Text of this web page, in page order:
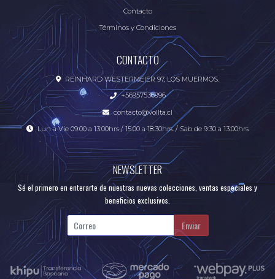
Contacto
Términos y Condiciones
CONTACTO
REINHARD WESTERMEIER 97, LOS MUERMOS.
+56957536996
contacto@vollta.cl
Lun a Vie 09:00 a 13:00hrs / 15:00 a 18:30hrs. / Sab de 9:30 a 13:00hrs
NEWSLETTER
Sé el primero en enterarte de nuestras nuevas colecciones, ventas especiales y
beneficios exclusivos.
Enviar